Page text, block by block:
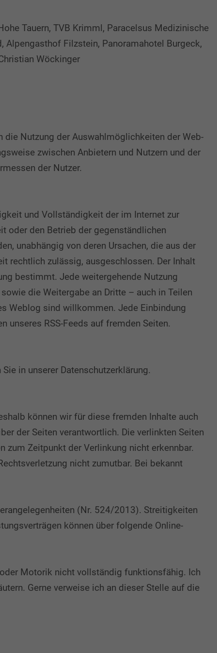
Tauern, TVB Krimml, Paracelsus Medizinische
Alpengasthof Filzstein, Panoramahotel Burgeck,
Wöckinger
Nutzung der Auswahlmöglichkeiten der Web-
zwischen Anbietern und Nutzern und der
der Nutzer.
und Vollständigkeit der im Internet zur
oder den Betrieb der gegenständlichen
unabhängig von deren Ursachen, die aus der
rechtlich zulässig, ausgeschlossen. Der Inhalt
bestimmt. Jede weitergehende Nutzung
die Weitergabe an Dritte – auch in Teilen
Weblog sind willkommen. Jede Einbindung
unseres RSS-Feeds auf fremden Seiten.
in unserer Datenschutzerklärung.
können wir für diese fremden Inhalte auch
der Seiten verantwortlich. Die verlinkten Seiten
Zeitpunkt der Verlinkung nicht erkennbar.
nicht zumutbar. Bei bekannt
(Nr. 524/2013). Streitigkeiten
können über folgende Online-
Motorik nicht vollständig funktionsfähig. Ich
Gerne verweise ich an dieser Stelle auf die